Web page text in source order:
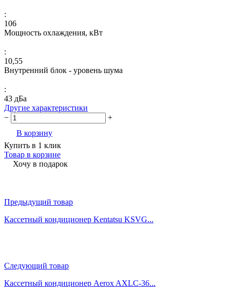
:
106
Мощность охлаждения, кВт
:
10,55
Внутренний блок - уровень шума
:
43 дБа
Другие характеристики
−
+
В корзину
Купить в 1 клик
Товар в корзине
Хочу в подарок
Предыдущий товар
Кассетный кондиционер Kentatsu KSVG...
Следующий товар
Кассетный кондиционер Aerox AXLC-36...